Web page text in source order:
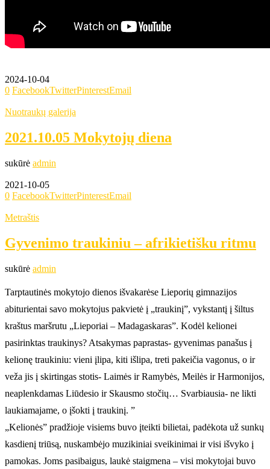
2024-10-04
0 FacebookTwitterPinterestEmail
Nuotraukų galerija
2021.10.05 Mokytojų diena
sukūrė admin
2021-10-05
0 FacebookTwitterPinterestEmail
Metraštis
Gyvenimo traukiniu – afrikietišku ritmu
sukūrė admin
Tarptautinės mokytojo dienos išvakarėse Lieporių gimnazijos
abiturientai savo mokytojus pakvietė į „traukinį”, vykstantį į šiltus
kraštus maršrutu „Lieporiai – Madagaskaras”. Kodėl kelionei
pasirinktas traukinys? Atsakymas paprastas- gyvenimas panašus į
kelionę traukiniu: vieni įlipa, kiti išlipa, treti pakeičia vagonus, o ir
veža jis į skirtingas stotis- Laimės ir Ramybės, Meilės ir Harmonijos,
neaplenkdamas Liūdesio ir Skausmo stočių… Svarbiausia- ne likti
laukiamajame, o įšokti į traukinį. ”
„Kelionės” pradžioje visiems buvo įteikti bilietai, padėkota už sunkų
kasdienį triūsą, nuskambėjo muzikiniai sveikinimai ir visi išvyko į
pamokas. Joms pasibaigus, laukė staigmena – visi mokytojai buvo